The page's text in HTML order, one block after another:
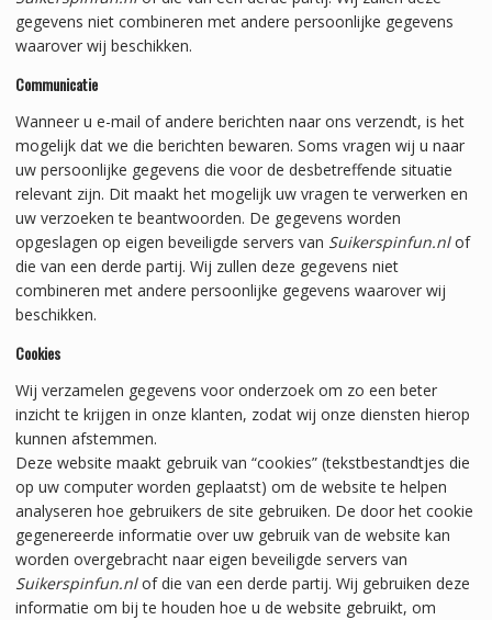
gegevens niet combineren met andere persoonlijke gegevens
waarover wij beschikken.
Communicatie
Wanneer u e-mail of andere berichten naar ons verzendt, is het
mogelijk dat we die berichten bewaren. Soms vragen wij u naar
uw persoonlijke gegevens die voor de desbetreffende situatie
relevant zijn. Dit maakt het mogelijk uw vragen te verwerken en
uw verzoeken te beantwoorden. De gegevens worden
opgeslagen op eigen beveiligde servers van Suikerspinfun.nlof
die van een derde partij. Wij zullen deze gegevens niet
combineren met andere persoonlijke gegevens waarover wij
beschikken.
Cookies
Wij verzamelen gegevens voor onderzoek om zo een beter
inzicht te krijgen in onze klanten, zodat wij onze diensten hierop
kunnen afstemmen.
Deze website maakt gebruik van “cookies” (tekstbestandtjes die
op uw computer worden geplaatst) om de website te helpen
analyseren hoe gebruikers de site gebruiken. De door het cookie
gegenereerde informatie over uw gebruik van de website kan
worden overgebracht naar eigen beveiligde servers van
Suikerspinfun.nlof die van een derde partij. Wij gebruiken deze
informatie om bij te houden hoe u de website gebruikt, om